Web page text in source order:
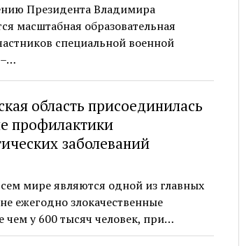
Президента Владимира
масштабная образовательная
специальной военной
область присоединилась
профилактики
заболеваний
мире являются одной из главных
ежегодно злокачественные
чем у 600 тысяч человек, при…